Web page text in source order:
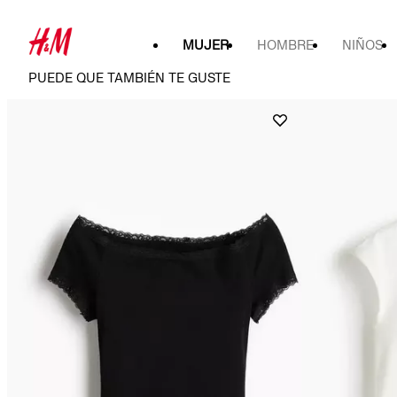
MUJER HOMBRE NIÑOS
PUEDE QUE TAMBIÉN TE GUSTE